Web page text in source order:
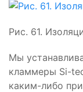
Рис. 61.
Мы
кламмеры Si-
каким-либо